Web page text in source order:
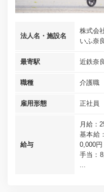
法人名・施設名
株式会
いふ奈
最寄駅 近鉄奈
職種 介護職
雇用形態 正社員
給与
月給：
基本給
0,000
手当：